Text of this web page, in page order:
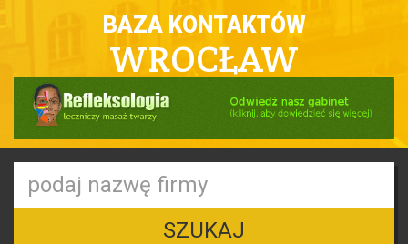
BAZA KONTAKTÓW
WROCŁAW
SZUKAJ